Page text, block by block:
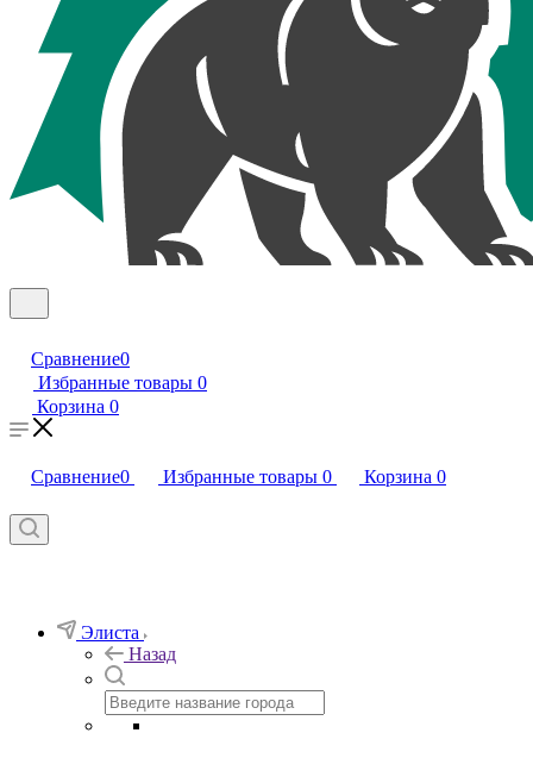
Сравнение0
Избранные товары 0
Корзина 0
Сравнение0 Избранные товары 0 Корзина 0
Элиста
Назад